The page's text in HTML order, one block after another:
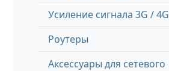
Усиление сигнала 3G / 4G
Роутеры
Аксессуары для сетевого